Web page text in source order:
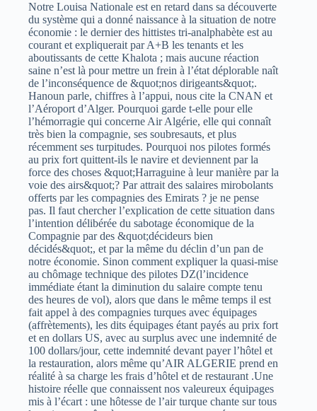
Notre Louisa Nationale est en retard dans sa découverte
du système qui a donné naissance à la situation de notre
économie : le dernier des hittistes tri-analphabète est au
courant et expliquerait par A+B les tenants et les
aboutissants de cette Khalota ; mais aucune réaction
saine n’est là pour mettre un frein à l’état déplorable naît
de l’inconséquence de &quot;nos dirigeants&quot;.
Hanoun parle, chiffres à l’appui, nous cite la CNAN et
l’Aéroport d’Alger. Pourquoi garde t-elle pour elle
l’hémorragie qui concerne Air Algérie, elle qui connaît
très bien la compagnie, ses soubresauts, et plus
récemment ses turpitudes. Pourquoi nos pilotes formés
au prix fort quittent-ils le navire et deviennent par la
force des choses &quot;Harraguine à leur manière par la
voie des airs&quot;? Par attrait des salaires mirobolants
offerts par les compagnies des Emirats ? je ne pense
pas. Il faut chercher l’explication de cette situation dans
l’intention délibérée du sabotage économique de la
Compagnie par des &quot;décideurs bien
décidés&quot;, et par la même du déclin d’un pan de
notre économie. Sinon comment expliquer la quasi-mise
au chômage technique des pilotes DZ(l’incidence
immédiate étant la diminution du salaire compte tenu
des heures de vol), alors que dans le même temps il est
fait appel à des compagnies turques avec équipages
(affrètements), les dits équipages étant payés au prix fort
et en dollars US, avec au surplus avec une indemnité de
100 dollars/jour, cette indemnité devant payer l’hôtel et
la restauration, alors même qu’AIR ALGERIE prend en
réalité à sa charge les frais d’hôtel et de restaurant .Une
histoire réelle que connaissent nos valeureux équipages
mis à l’écart : une hôtesse de l’air turque chante sur tous